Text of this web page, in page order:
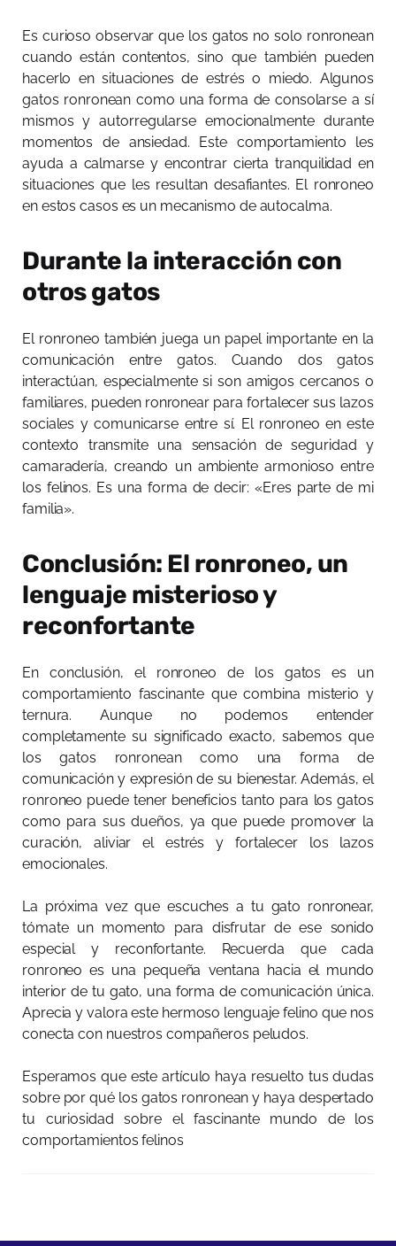
Es curioso observar que los gatos no solo ronronean
cuando están contentos, sino que también pueden
hacerlo en situaciones de estrés o miedo. Algunos
gatos ronronean como una forma de consolarse a sí
mismos y autorregularse emocionalmente durante
momentos de ansiedad. Este comportamiento les
ayuda a calmarse y encontrar cierta tranquilidad en
situaciones que les resultan desafiantes. El ronroneo
en estos casos es un mecanismo de autocalma.
Durante la interacción con
otros gatos
El ronroneo también juega un papel importante en la
comunicación entre gatos. Cuando dos gatos
interactúan, especialmente si son amigos cercanos o
familiares, pueden ronronear para fortalecer sus lazos
sociales y comunicarse entre sí. El ronroneo en este
contexto transmite una sensación de seguridad y
camaradería, creando un ambiente armonioso entre
los felinos. Es una forma de decir: «Eres parte de mi
familia».
Conclusión: El ronroneo, un
lenguaje misterioso y
reconfortante
En conclusión, el ronroneo de los gatos es un
comportamiento fascinante que combina misterio y
ternura. Aunque no podemos entender
completamente su significado exacto, sabemos que
los gatos ronronean como una forma de
comunicación y expresión de su bienestar. Además, el
ronroneo puede tener beneficios tanto para los gatos
como para sus dueños, ya que puede promover la
curación, aliviar el estrés y fortalecer los lazos
emocionales.
La próxima vez que escuches a tu gato ronronear,
tómate un momento para disfrutar de ese sonido
especial y reconfortante. Recuerda que cada
ronroneo es una pequeña ventana hacia el mundo
interior de tu gato, una forma de comunicación única.
Aprecia y valora este hermoso lenguaje felino que nos
conecta con nuestros compañeros peludos.
Esperamos que este artículo haya resuelto tus dudas
sobre por qué los gatos ronronean y haya despertado
tu curiosidad sobre el fascinante mundo de los
comportamientos felinos